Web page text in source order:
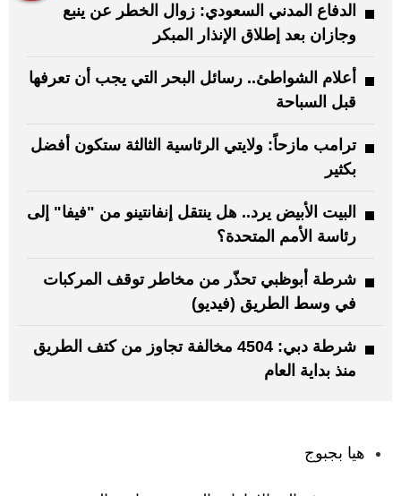
الدفاع المدني السعودي: زوال الخطر عن ينبع
وجازان بعد إطلاق الإنذار المبكر
أعلام الشواطئ.. رسائل البحر التي يجب أن تعرفها
قبل السباحة
ترامب مازحاً: ولايتي الرئاسية الثالثة ستكون أفضل
بكثير
البيت الأبيض يرد.. هل ينتقل إنفانتينو من "فيفا" إلى
رئاسة الأمم المتحدة؟
شرطة أبوظبي تحذّر من مخاطر توقف المركبات
في وسط الطريق (فيديو)
شرطة دبي: 4504 مخالفة تجاوز من كتف الطريق
منذ بداية العام
هيا بجبوج